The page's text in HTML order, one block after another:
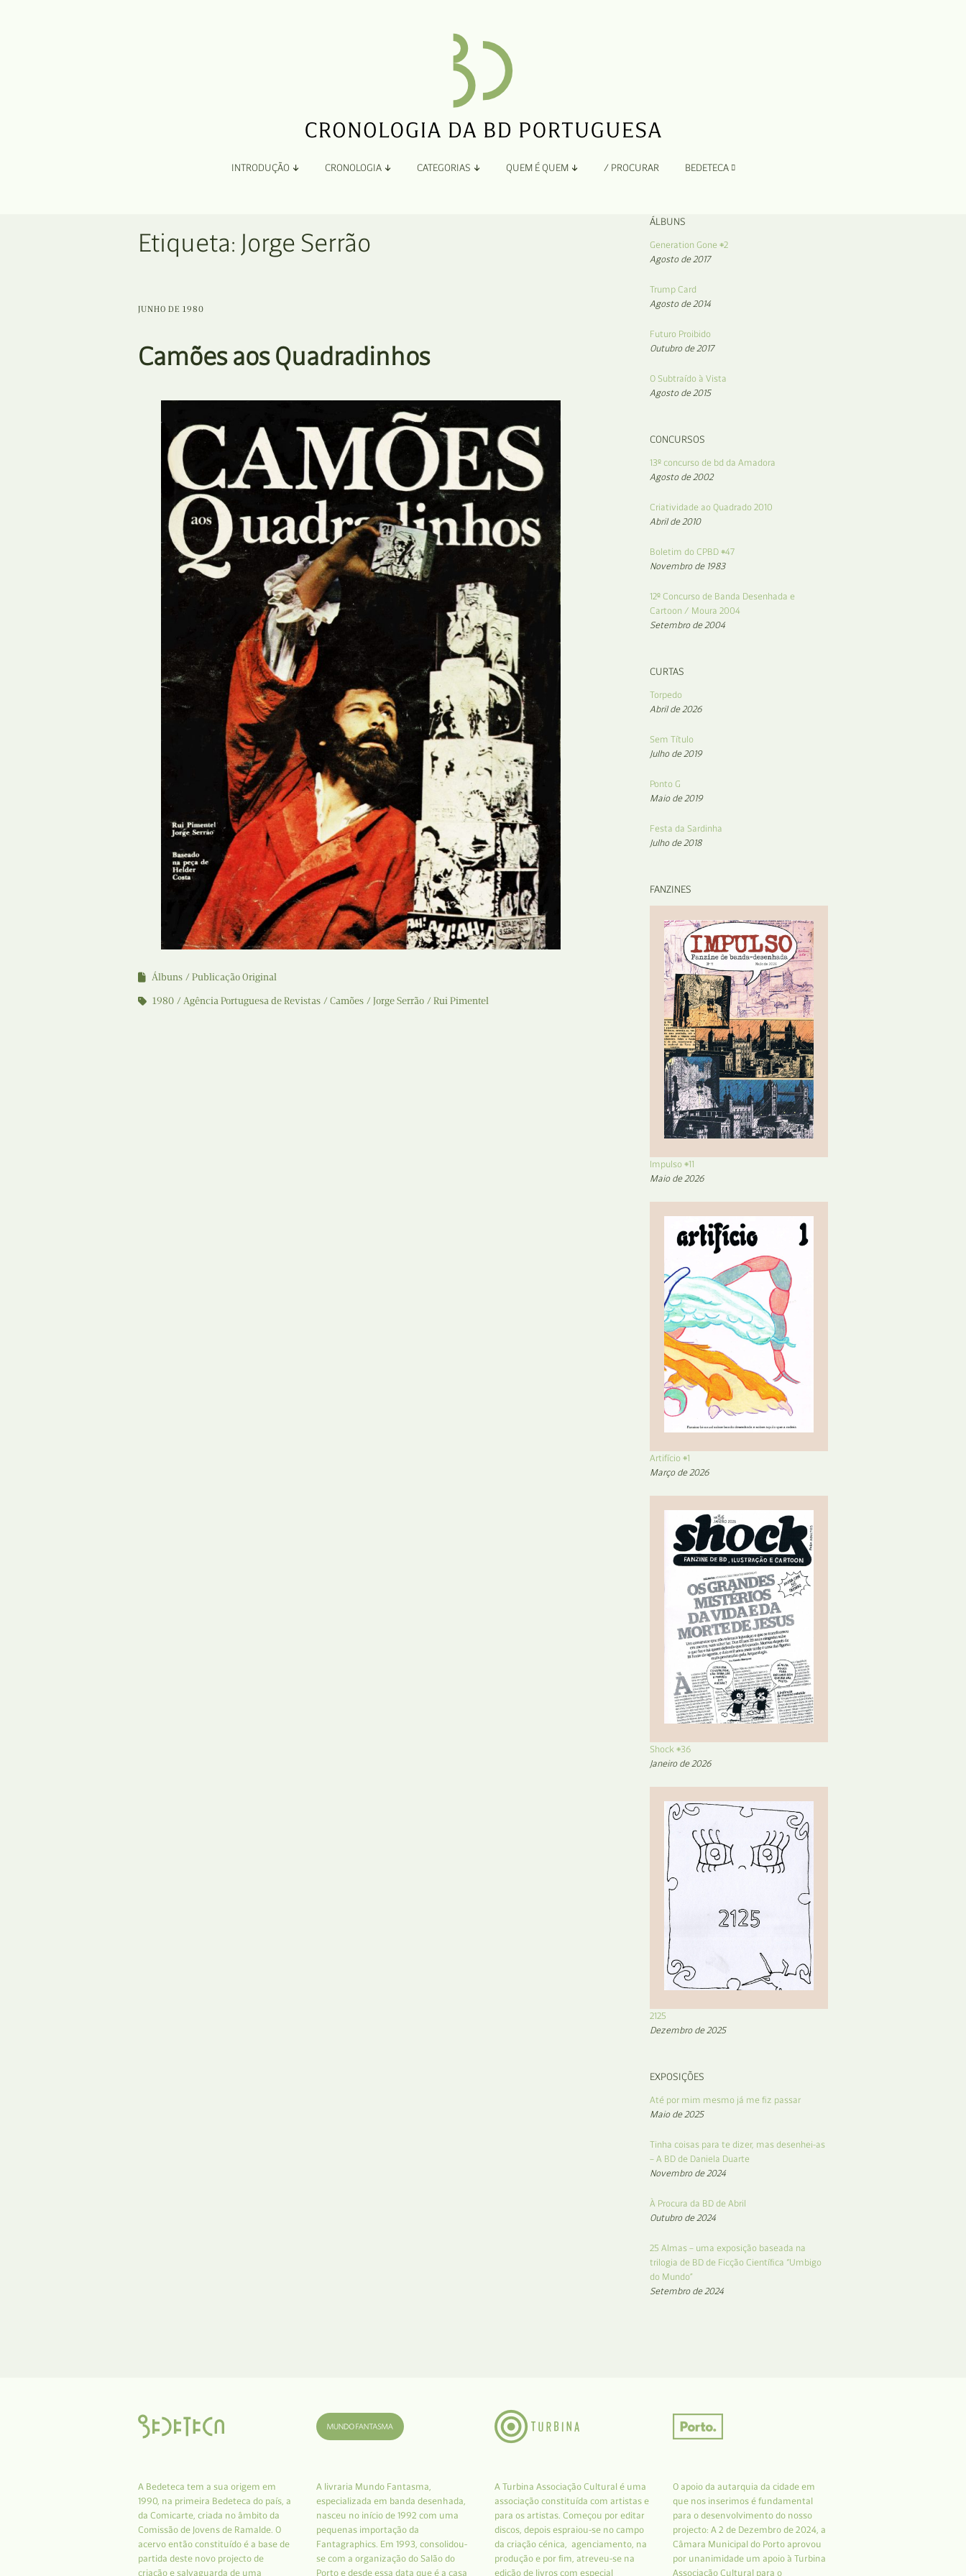
INTRODUÇÃO
Organização
CRONOLOGIA CATEGORIAS
Concursos
Curtas
Edição Digital
Edição Portuguesa
Exposições e Eventos
Festivais e Salões
Formação
Internacional
Estudos
Óbitos
Para BD
Publicação Original
Prémios
Programas e Catálogos
Publicações em periódicos
QUEM É QUEM / PROCURAR BEDETECA
Etiqueta: Jorge Serrão
JUNHO DE 1980
Camões aos Quadradinhos
Álbuns
Publicação Original
1980
Agência Portuguesa de Revistas Camões Jorge Serrão Rui Pimentel
ÁLBUNS
Generation Gone #2
Agosto de 2017
Trump Card
Agosto de 2014
Futuro Proibido
Outubro de 2017
O Subtraído à Vista
Agosto de 2015
CONCURSOS
13º concurso de bd da Amadora
Agosto de 2002
Criatividade ao Quadrado 2010
Abril de 2010
Boletim do CPBD #47
Novembro de 1983
12º Concurso de Banda Desenhada e
Cartoon / Moura 2004
Setembro de 2004
CURTAS
Torpedo
Abril de 2026
Sem Título
Julho de 2019
Ponto G
Maio de 2019
Festa da Sardinha
Julho de 2018
FANZINES
Impulso #11
Maio de 2026
Artifício #1
Março de 2026
Shock #36
Janeiro de 2026
2125
Dezembro de 2025
EXPOSIÇÕES
Até por mim mesmo já me fiz passar
Maio de 2025
Tinha coisas para te dizer, mas desenhei-as
– A BD de Daniela Duarte
Novembro de 2024
À Procura da BD de Abril
Outubro de 2024
25 Almas – uma exposição baseada na
trilogia de BD de Ficção Científica “Umbigo
do Mundo”
Setembro de 2024
A Bedeteca tem a sua origem em
1990, na primeira Bedeteca do país, a
da Comicarte, criada no âmbito da
Comissão de Jovens de Ramalde. O
acervo então constituído é a base de
partida deste novo projecto de
criação e salvaguarda de uma
A livraria Mundo Fantasma,
especializada em banda desenhada,
nasceu no início de 1992 com uma
pequenas importação da
Fantagraphics. Em 1993, consolidou-
se com a organização do Salão do
Porto e desde essa data que é a casa
A Turbina Associação Cultural é uma
associação constituída com artistas e
para os artistas. Começou por editar
discos, depois espraiou-se no campo
da criação cénica, agenciamento, na
produção e por fim, atreveu-se na
edição de livros com especial
O apoio da autarquia da cidade em
que nos inserimos é fundamental
para o desenvolvimento do nosso
projecto: A 2 de Dezembro de 2024, a
Câmara Municipal do Porto aprovou
por unanimidade um apoio à Turbina
Associação Cultural para o